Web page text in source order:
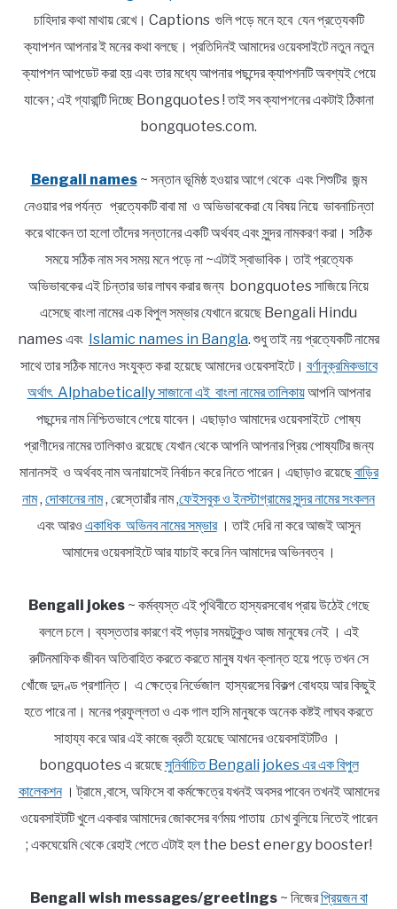
চাহিদার কথা মাথায় রেখে। Captions গুলি পড়ে মনে হবে যেন প্রত্যেকটি
ক্যাপশন আপনার ই মনের কথা বলছে। প্রতিদিনই আমাদের ওয়েবসাইটে নতুন নতুন
ক্যাপশন আপডেট করা হয় এবং তার মধ্যে আপনার পছন্দের ক্যাপশনটি অবশ্যই পেয়ে
যাবেন ; এই গ্যারান্টি দিচ্ছে Bongquotes ! তাই সব ক্যাপশনের একটাই ঠিকানা
bongquotes.com.
Bengali names~ সন্তান ভূমিষ্ঠ হওয়ার আগে থেকে এবং শিশুটির জন্ম
নেওয়ার পর পর্যন্ত প্রত্যেকটি বাবা মা ও অভিভাবকেরা যে বিষয় নিয়ে ভাবনাচিন্তা
করে থাকেন তা হলো তাঁদের সন্তানের একটি অর্থবহ এবং সুন্দর নামকরণ করা। সঠিক
সময়ে সঠিক নাম সব সময় মনে পড়ে না ~এটাই স্বাভাবিক। তাই প্রত্যেক
অভিভাবকের এই চিন্তার ভার লাঘব করার জন্য bongquotes সাজিয়ে নিয়ে
এসেছে বাংলা নামের এক বিপুল সম্ভার যেখানে রয়েছে Bengali Hindu
names এবং Islamic names in Bangla. শুধু তাই নয় প্রত্যেকটি নামের
সাথে তার সঠিক মানেও সংযুক্ত করা হয়েছে আমাদের ওয়েবসাইটে। বর্ণানুক্রমিকভাবে
অর্থাৎ Alphabetically সাজানো এই বাংলা নামের তালিকায়আপনি আপনার
পছন্দের নাম নিশ্চিতভাবে পেয়ে যাবেন। এছাড়াও আমাদের ওয়েবসাইটে পোষ্য
প্রাণীদের নামের তালিকাও রয়েছে যেখান থেকে আপনি আপনার প্রিয় পোষ্যটির জন্য
মানানসই ও অর্থবহ নাম অনায়াসেই নির্বাচন করে নিতে পারেন। এছাড়াও রয়েছেবাড়ির
নাম, দোকানের নাম, রেস্তোরাঁর নাম ,ফেইসবুক ও ইনস্টাগ্রামের সুন্দর নামের সংকলন
এবং আরও একাধিক অভিনব নামের সম্ভার। তাই দেরি না করে আজই আসুন
আমাদের ওয়েবসাইটে আর যাচাই করে নিন আমাদের অভিনবত্ব ।
Bengali jokes~ কর্মব্যস্ত এই পৃথিবীতে হাস্যরসবোধ প্রায় উঠেই গেছে
বললে চলে। ব্যস্ততার কারণে বই পড়ার সময়টুকুও আজ মানুষের নেই । এই
রুটিনমাফিক জীবন অতিবাহিত করতে করতে মানুষ যখন ক্লান্ত হয়ে পড়ে তখন সে
খোঁজে দুদণ্ড প্রশান্তি। এ ক্ষেত্রে নির্ভেজাল হাস্যরসের বিকল্প বোধহয় আর কিছুই
হতে পারে না। মনের প্রফুল্লতা ও এক গাল হাসি মানুষকে অনেক কষ্টই লাঘব করতে
সাহায্য করে আর এই কাজে ব্রতী হয়েছে আমাদের ওয়েবসাইটটিও ।
bongquotes এ রয়েছেসুনির্বাচিত Bengali jokes এর এক বিপুল
কালেকশন। ট্রামে ,বাসে, অফিসে বা কর্মক্ষেত্রে যখনই অবসর পাবেন তখনই আমাদের
ওয়েবসাইটটি খুলে একবার আমাদের জোকসের বর্ণময় পাতায় চোখ বুলিয়ে নিতেই পারেন
; একঘেয়েমি থেকে রেহাই পেতে এটাই হল the best energy booster!
Bengali wish messages/greetings~ নিজেরপ্রিয়জন বা